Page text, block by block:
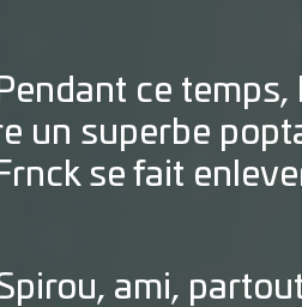
ce temps, les
un superbe
se fait
ami, partout,